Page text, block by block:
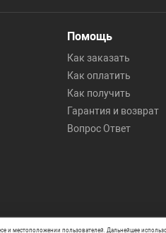
Помощь
Как заказать
Как оплатить
Как получить
Гарантия и возврат
Вопрос Ответ
и местоположении пользователей. Дальнейшее